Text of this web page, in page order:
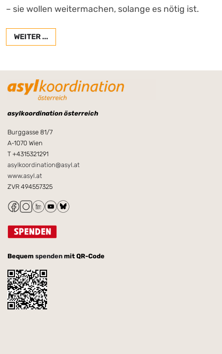
– sie wollen weitermachen, solange es nötig ist.
WEITER ...
asylkoordination österreich
Burggasse 81/7
A-1070 Wien
T +4315321291
asylkoordination@asyl.at
www.asyl.at
ZVR 494557325
Bequem spenden mit QR-Code